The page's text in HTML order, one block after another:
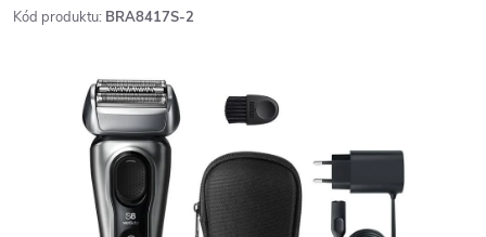
Kód produktu: BRA8417S-2